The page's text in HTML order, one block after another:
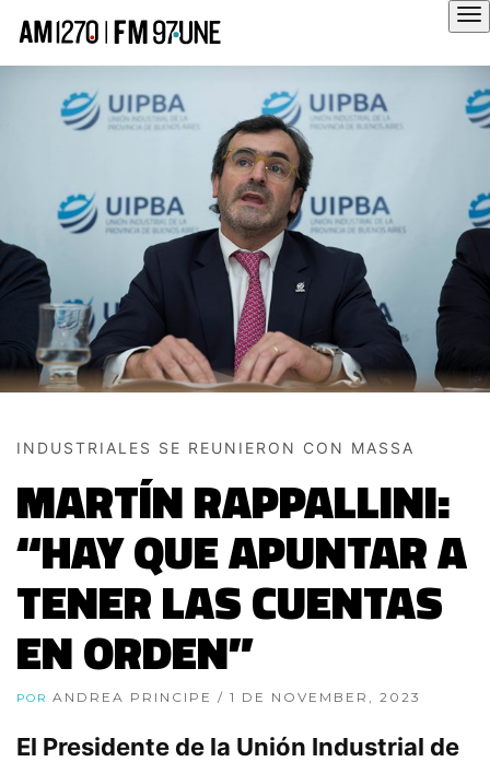
INDUSTRIALES SE REUNIERON CON MASSA
MARTÍN RAPPALLINI:
“HAY QUE APUNTAR A
TENER LAS CUENTAS
EN ORDEN”
POR ANDREA PRINCIPE / 1 DE NOVEMBER, 2023
El Presidente de la Unión Industrial de